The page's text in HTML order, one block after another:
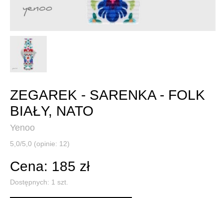
ZEGAREK - SARENKA - FOLK
BIAŁY, NATO
Yenoo
5,0/5,0 (opinie: 12)
Cena: 185 zł
Dostępnych: 1 szt.